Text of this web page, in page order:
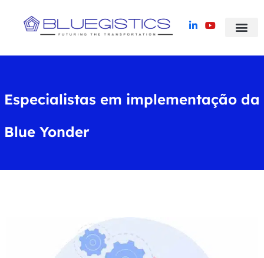
Especialistas em implementação da
Blue Yonder